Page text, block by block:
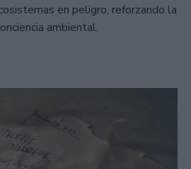
en peligro, reforzando la
ambiental.